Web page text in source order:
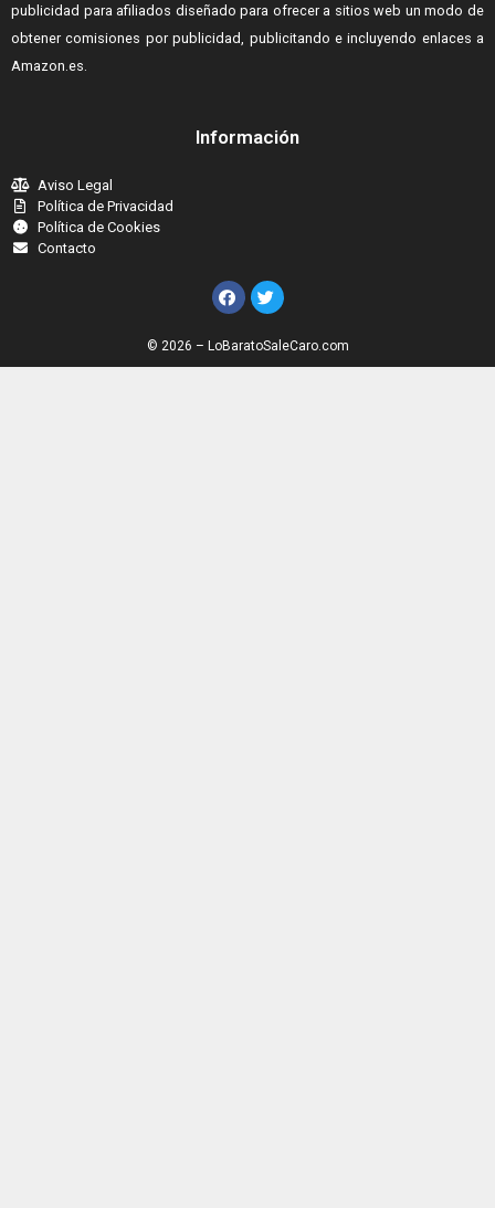
publicidad para afiliados diseñado para ofrecer a sitios web un modo de
obtener comisiones por publicidad, publicitando e incluyendo enlaces a
Amazon.es.
Información
Aviso Legal
Política de Privacidad
Política de Cookies
Contacto
© 2026 – LoBaratoSaleCaro.com